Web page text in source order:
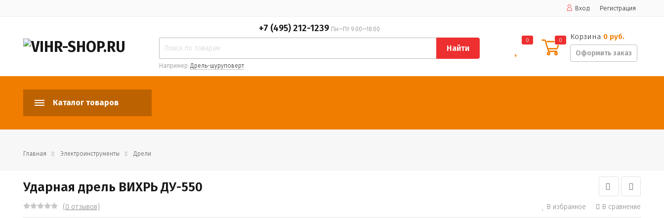
Вход Регистрация
+7 (495) 212-1239 Пн—Пт 9:00—18:00
Найти
Например: Дрель-шуруповерт
0 0 Корзина 0 руб.
Оформить заказ
Каталог товаров
Главная Электроинструменты Дрели
Ударная дрель ВИХРЬ ДУ-550
(0 отзывов) В избранное В сравнение